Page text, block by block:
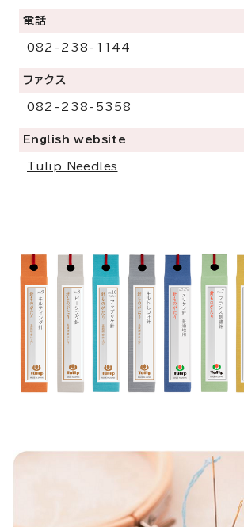
電話
082-238-1144
ファクス
082-238-5358
English website
Tulip Needles